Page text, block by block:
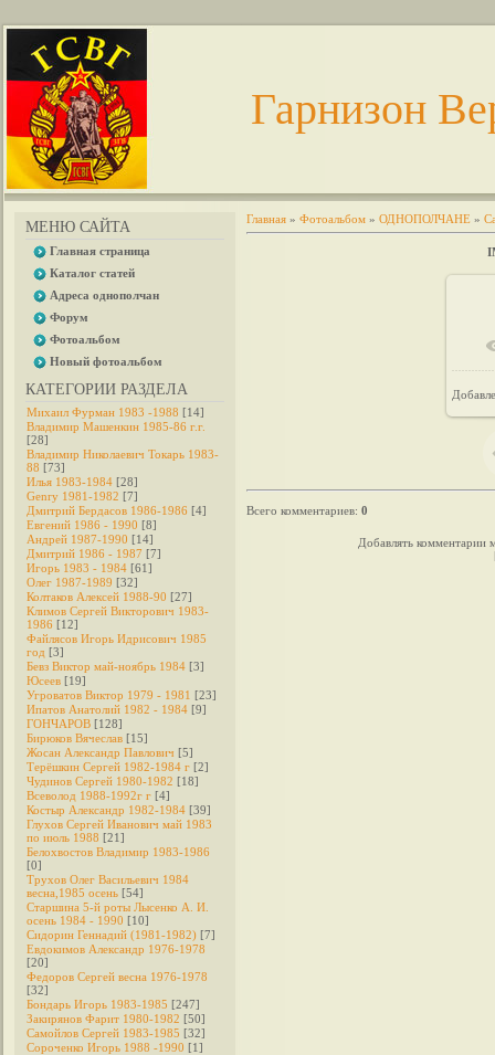
Гарнизон
МЕНЮ САЙТА
Главная страница
Каталог статей
Адреса однополчан
Форум
Фотоальбом
Новый фотоальбом
КАТЕГОРИИ РАЗДЕЛА
Михаил Фурман 1983 -1988 [14]
Владимир Машенкин 1985-86 г.г.
[28]
Владимир Николаевич Токарь 1983-
88 [73]
Илья 1983-1984 [28]
Genry 1981-1982 [7]
Дмитрий Бердасов 1986-1986 [4]
Евгений 1986 - 1990 [8]
Андрей 1987-1990 [14]
Дмитрий 1986 - 1987 [7]
Игорь 1983 - 1984 [61]
Олег 1987-1989 [32]
Колтаков Алексей 1988-90 [27]
Климов Сергей Викторович 1983-
1986 [12]
Файлясов Игорь Идрисович 1985
год [3]
Бевз Виктор май-ноябрь 1984 [3]
Юсеев [19]
Угроватов Виктор 1979 - 1981 [23]
Ипатов Анатолий 1982 - 1984 [9]
ГОНЧАРОВ [128]
Бирюков Вячеслав [15]
Жосан Александр Павлович [5]
Терёшкин Сергей 1982-1984 г [2]
Чудинов Сергей 1980-1982 [18]
Всеволод 1988-1992г г [4]
Костыр Александр 1982-1984 [39]
Глухов Сергей Иванович май 1983
по июль 1988 [21]
Белохвостов Владимир 1983-1986
[0]
Трухов Олег Васильевич 1984
весна,1985 осень [54]
Старшина 5-й роты Лысенко А. И.
осень 1984 - 1990 [10]
Сидорин Геннадий (1981-1982) [7]
Евдокимов Александр 1976-1978
[20]
Федоров Cергей весна 1976-1978
[32]
Бондарь Игорь 1983-1985 [247]
Закирянов Фарит 1980-1982 [50]
Самойлов Сергей 1983-1985 [32]
Сороченко Игорь 1988 -1990 [1]
Главная » Фотоальбом » ОДНОПОЛЧАНЕ »
Всего комментариев: 0
Добавлять комментарии